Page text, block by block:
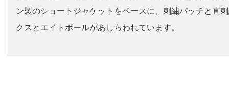
ン製のショートジャケットをベースに、刺繍パッチと直
クスとエイトボールがあしらわれています。